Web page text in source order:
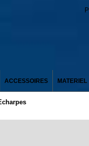
ACCESSOIRES MATERIEL